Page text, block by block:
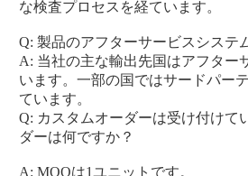
な検査プロセスを経ています。
Q: 製品のアフターサービスシステ
A: 当社の主な輸出先国はアフター
います。一部の国ではサードパー
ています。
Q: カスタムオーダーは受け付けて
ダーは何ですか？
A: MOQは1ユニットです。